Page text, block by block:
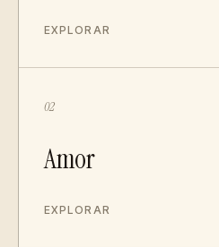
EXPLORAR
02
Amor
EXPLORAR